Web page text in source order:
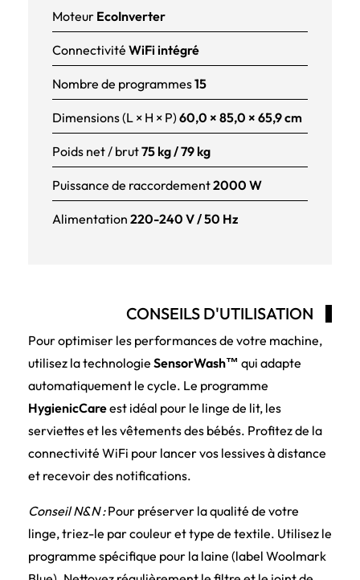
Moteur EcoInverter
Connectivité WiFi intégré
Nombre de programmes15
Dimensions (L × H × P) 60,0 × 85,0 × 65,9 cm
Poids net / brut75 kg / 79 kg
Puissance de raccordement2000 W
Alimentation 220-240 V / 50 Hz
CONSEILS D'UTILISATION
Pour optimiser les performances de votre machine,
utilisez la technologie SensorWash™ qui adapte
automatiquement le cycle. Le programme
HygienicCareest idéal pour le linge de lit, les
serviettes et les vêtements des bébés. Profitez de la
connectivité WiFi pour lancer vos lessives à distance
et recevoir des notifications.
Conseil N&N :Pour préserver la qualité de votre
linge, triez-le par couleur et type de textile. Utilisez le
programme spécifique pour la laine (label Woolmark